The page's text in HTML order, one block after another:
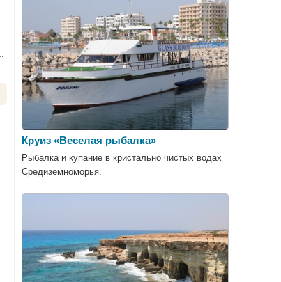
Круиз «Веселая рыбалка»
Рыбалка и купание в кристально чистых водах
Средиземноморья.